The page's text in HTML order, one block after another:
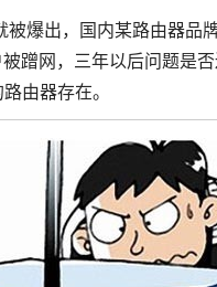
爆出，国内某路由器品
蹭网，三年以后问题是
由器存在。